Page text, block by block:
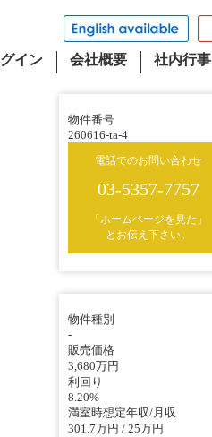
イン 会社概要 社内行事
物件番号
260616-ta-4
電話でのお問い合わせ
03-5357-7757
「ホームページを見た」
とお伝え下さい。
物件種別
-
販売価格
3,680万円
利回り
8.20%
満室時想定年収/月収
301.7万円 / 25万円